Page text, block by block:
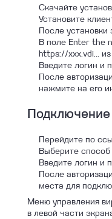
Скачайте
Установите
После
В поле Enter the
https://xxx.vdi...
Введите логин и
После
нажмите на его
Перейдите по
Выберите
Введите логин и
После
места для
Меню управления
в левой части